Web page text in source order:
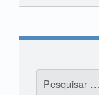
Skip back to main navigation
Pesquisar por: